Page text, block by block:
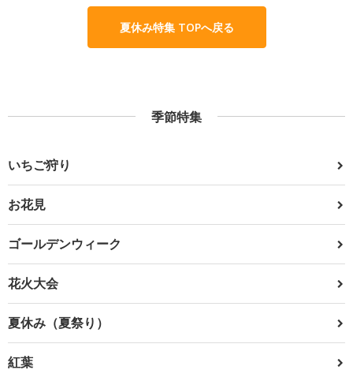
夏休み特集 TOPへ戻る
季節特集
いちご狩り
お花見
ゴールデンウィーク
花火大会
夏休み（夏祭り）
紅葉